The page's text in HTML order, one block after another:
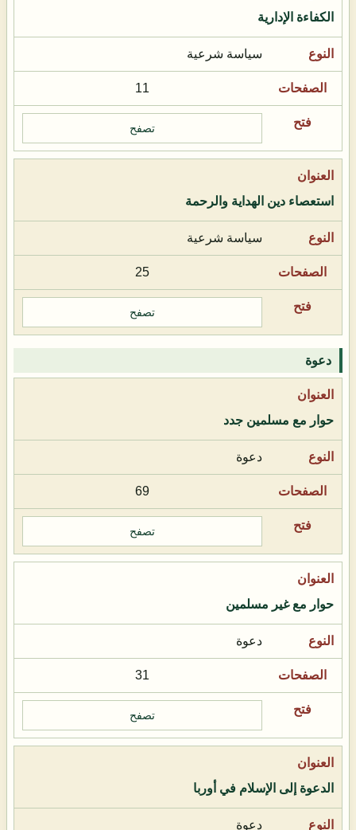
الكفاءة الإدارية
سياسة شرعية
11
تصفح
استعصاء دين الهداية والرحمة
سياسة شرعية
25
تصفح
دعوة
حوار مع مسلمين جدد
دعوة
69
تصفح
حوار مع غير مسلمين
دعوة
31
تصفح
الدعوة إلى الإسلام في أوربا
دعوة